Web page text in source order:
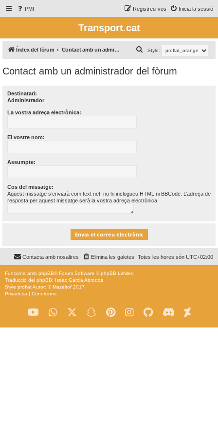
PMF Inicia la sessió
Registreu-vos
Transport.cat
Índex del fòrum Contact amb un administrador del fòrum Style:
e
r
Contact amb un administrador del fòrum
Destinatari:
Administrador
La vostra adreça electrònica:
El vostre nom:
Assumpte:
Cos del missatge:
Aquest missatge s’enviarà com text net, no hi inclogueu HTML ni BBCode. L’adreça de
resposta per aquest missatge serà la vostra adreça electrònica.
Totes les hores són UTC+02:00
Elimina les galetes
Contacta amb nosaltres
Funciona amb phpBB® Forum Software © phpBB Limited
Traducció del phpBB: Isaac Garcia Abrodos
Style proflatAutor: ©Mazeltof 2017
Privadesa | Condicions